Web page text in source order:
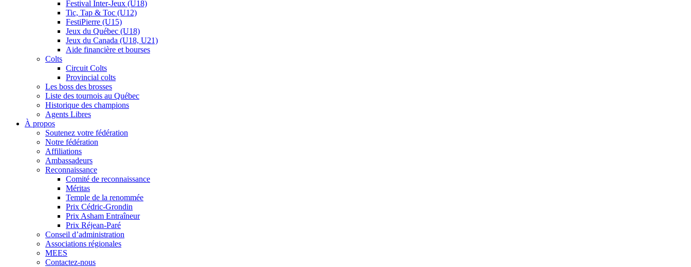
Festival Inter-Jeux (U18)
Tic, Tap & Toc (U12)
FestiPierre (U15)
Jeux du Québec (U18)
Jeux du Canada (U18, U21)
Aide financière et bourses
Colts
Circuit Colts
Provincial colts
Les boss des brosses
Liste des tournois au Québec
Historique des champions
Agents Libres
À propos
Soutenez votre fédération
Notre fédération
Affiliations
Ambassadeurs
Reconnaissance
Comité de reconnaissance
Méritas
Temple de la renommée
Prix Cédric-Grondin
Prix Asham Entraîneur
Prix Réjean-Paré
Conseil d’administration
Associations régionales
MEES
Contactez-nous